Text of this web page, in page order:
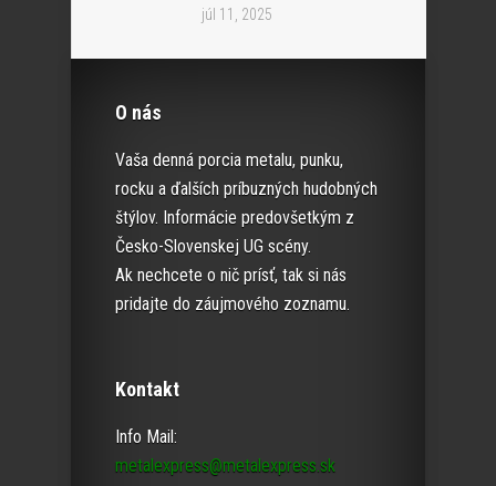
júl 11, 2025
O nás
Vaša denná porcia metalu, punku,
rocku a ďalších príbuzných hudobných
štýlov. Informácie predovšetkým z
Česko-Slovenskej UG scény.
Ak nechcete o nič prísť, tak si nás
pridajte do záujmového zoznamu.
Kontakt
Info Mail:
metalexpress@metalexpress.sk